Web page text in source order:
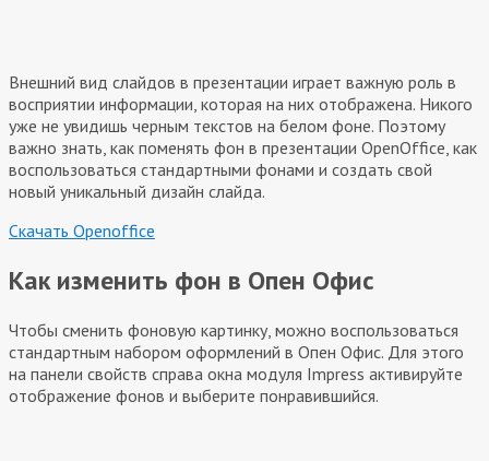
Внешний вид слайдов в презентации играет важную роль в
восприятии информации, которая на них отображена. Никого
уже не увидишь черным текстов на белом фоне. Поэтому
важно знать, как поменять фон в презентации OpenOffice, как
воспользоваться стандартными фонами и создать свой
новый уникальный дизайн слайда.
Скачать Openoffice
Как изменить фон в Опен Офис
Чтобы сменить фоновую картинку, можно воспользоваться
стандартным набором оформлений в Опен Офис. Для этого
на панели свойств справа окна модуля Impress активируйте
отображение фонов и выберите понравившийся.